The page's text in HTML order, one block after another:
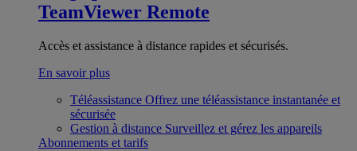
TeamViewer Remote
Accès et assistance à distance rapides et sécurisés.
En savoir plus
Téléassistance Offrez une téléassistance instantanée et
sécurisée
Gestion à distance Surveillez et gérez les appareils
Abonnements et tarifs